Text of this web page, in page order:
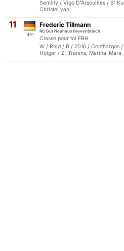
Semilly / Vigo D'Arsouilles / B:
Christel van
11
491
Frederic Tillmann
RC Gut Neuhaus Grevenbroich
Classé pour toi FRH
W / Rhld / B / 2016 / Conthargos
Holger / Z: Tranins, Marina-Mara